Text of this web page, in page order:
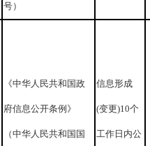
号）
《中华人民共和国政
府信息公开条例》
（中华人民共和国国
信息形成
(变更)10个
工作日内公